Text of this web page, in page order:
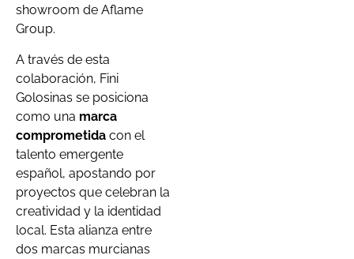
showroom de Aflame
Group.
A través de esta
colaboración, Fini
Golosinas se posiciona
como una marca
comprometida con el
talento emergente
español, apostando por
proyectos que celebran la
creatividad y la identidad
local. Esta alianza entre
dos marcas murcianas